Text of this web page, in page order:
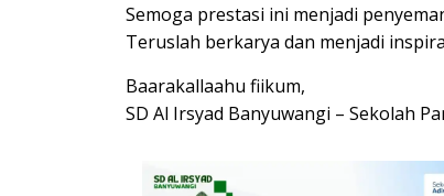
Semoga prestasi ini menjadi
Teruslah berkarya dan menjadi
Baarakallaahu fiikum,
SD Al Irsyad Banyuwangi – Sekolah